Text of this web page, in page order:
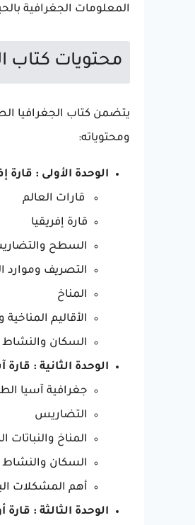
المعلومات الجغرافية
محتويات كتاب
ومحتوياته:
الوحدة الأولى : قارة
قارات العالم
قارة إفريقيا
السطح
التصريف وموارد
المناخ
الأقاليم المناخية
السكان والنشاط
الوحدة الثانية : قارة
جغرافية آسيا
التضاريس
المناخ والنباتات
السكان والنشاط
أهم المشكلات
الوحدة الثالثة : قارة